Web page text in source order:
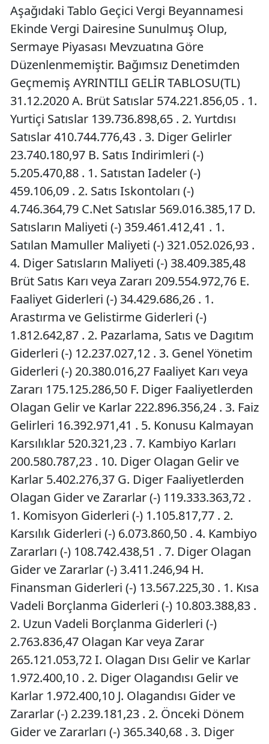
Aşağıdaki Tablo Geçici Vergi Beyannamesi
Ekinde Vergi Dairesine Sunulmuş Olup,
Sermaye Piyasası Mevzuatına Göre
Düzenlenmemiştir. Bağımsız Denetimden
Geçmemiş AYRINTILI GELİR TABLOSU(TL)
31.12.2020 A. Brüt Satıslar 574.221.856,05 . 1.
Yurtiçi Satıslar 139.736.898,65 . 2. Yurtdısı
Satıslar 410.744.776,43 . 3. Diger Gelirler
23.740.180,97 B. Satıs Indirimleri (-)
5.205.470,88 . 1. Satıstan Iadeler (-)
459.106,09 . 2. Satıs Iskontoları (-)
4.746.364,79 C.Net Satıslar 569.016.385,17 D.
Satısların Maliyeti (-) 359.461.412,41 . 1.
Satılan Mamuller Maliyeti (-) 321.052.026,93 .
4. Diger Satısların Maliyeti (-) 38.409.385,48
Brüt Satıs Karı veya Zararı 209.554.972,76 E.
Faaliyet Giderleri (-) 34.429.686,26 . 1.
Arastırma ve Gelistirme Giderleri (-)
1.812.642,87 . 2. Pazarlama, Satıs ve Dagıtım
Giderleri (-) 12.237.027,12 . 3. Genel Yönetim
Giderleri (-) 20.380.016,27 Faaliyet Karı veya
Zararı 175.125.286,50 F. Diger Faaliyetlerden
Olagan Gelir ve Karlar 222.896.356,24 . 3. Faiz
Gelirleri 16.392.971,41 . 5. Konusu Kalmayan
Karsılıklar 520.321,23 . 7. Kambiyo Karları
200.580.787,23 . 10. Diger Olagan Gelir ve
Karlar 5.402.276,37 G. Diger Faaliyetlerden
Olagan Gider ve Zararlar (-) 119.333.363,72 .
1. Komisyon Giderleri (-) 1.105.817,77 . 2.
Karsılık Giderleri (-) 6.073.860,50 . 4. Kambiyo
Zararları (-) 108.742.438,51 . 7. Diger Olagan
Gider ve Zararlar (-) 3.411.246,94 H.
Finansman Giderleri (-) 13.567.225,30 . 1. Kısa
Vadeli Borçlanma Giderleri (-) 10.803.388,83 .
2. Uzun Vadeli Borçlanma Giderleri (-)
2.763.836,47 Olagan Kar veya Zarar
265.121.053,72 I. Olagan Dısı Gelir ve Karlar
1.972.400,10 . 2. Diger Olagandısı Gelir ve
Karlar 1.972.400,10 J. Olagandısı Gider ve
Zararlar (-) 2.239.181,23 . 2. Önceki Dönem
Gider ve Zararları (-) 365.340,68 . 3. Diger